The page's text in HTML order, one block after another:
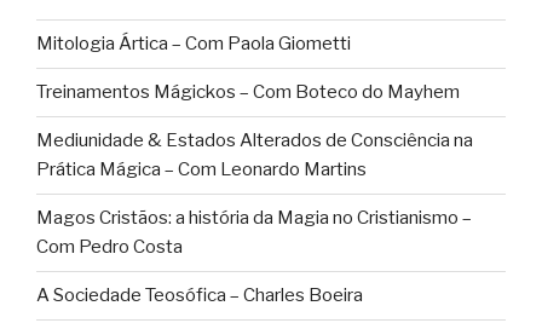
Mitologia Ártica – Com Paola Giometti
Treinamentos Mágickos – Com Boteco do Mayhem
Mediunidade & Estados Alterados de Consciência na
Prática Mágica – Com Leonardo Martins
Magos Cristãos: a história da Magia no Cristianismo –
Com Pedro Costa
A Sociedade Teosófica – Charles Boeira